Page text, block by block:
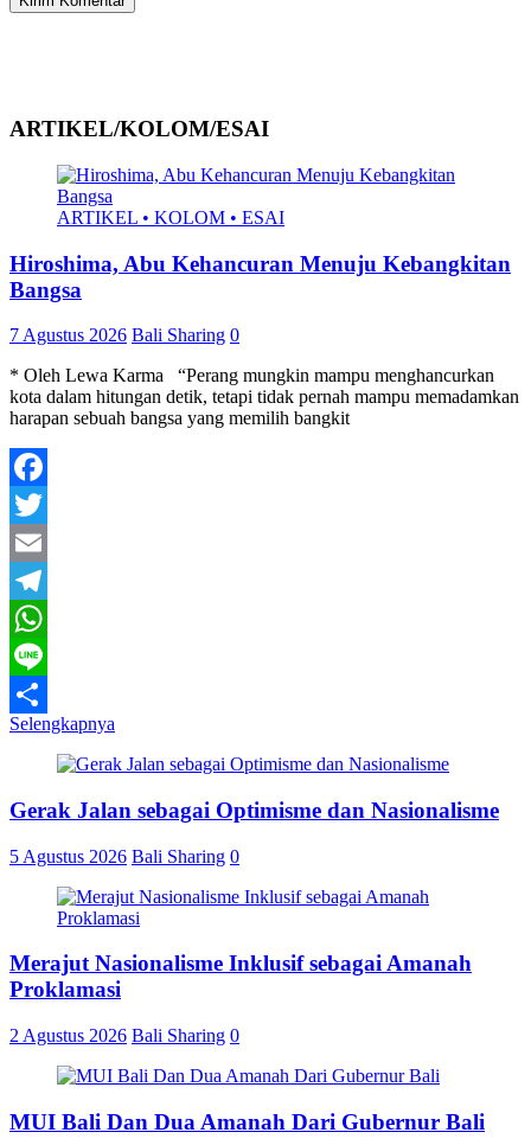
ARTIKEL/KOLOM/ESAI
ARTIKEL • KOLOM • ESAI
Hiroshima, Abu Kehancuran Menuju Kebangkitan
Bangsa
7 Agustus 2026 Bali Sharing 0
* Oleh Lewa Karma “Perang mungkin mampu menghancurkan
kota dalam hitungan detik, tetapi tidak pernah mampu memadamkan
harapan sebuah bangsa yang memilih bangkit
Facebook
Twitter
Email
Telegram
WhatsApp
Line
Share
Selengkapnya
Gerak Jalan sebagai Optimisme dan Nasionalisme
5 Agustus 2026 Bali Sharing 0
Merajut Nasionalisme Inklusif sebagai Amanah
Proklamasi
2 Agustus 2026 Bali Sharing 0
MUI Bali Dan Dua Amanah Dari Gubernur Bali